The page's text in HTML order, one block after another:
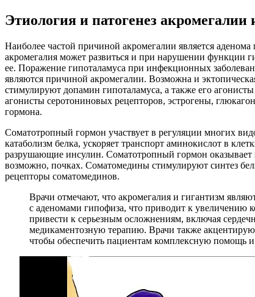
Этиология и патогенез акромегалии
Наиболее частой причиной акромегалии является
акромегалия может развиться и при нарушении функции
ее. Поражение гипоталамуса при инфекционных
являются причиной акромегалии. Возможна и
стимулируют допамин гипоталамуса, а также его
агонисты серотониновых рецепторов, эстрогены,
гормона.
Соматотропный гормон участвует в регуляции многих
катаболизм белка, ускоряет транспорт аминокислот в
разрушающие инсулин. Соматотропный гормон оказывает
возможно, почках. Соматомедины стимулируют синтез
рецепторы соматомединов.
Врачи отмечают, что акромегалия и гигантизм
с аденомами гипофиза, что приводит к увеличению
привести к серьезным осложнениям, включая
медикаментозную терапию. Врачи также
чтобы обеспечить пациентам комплексную помощь